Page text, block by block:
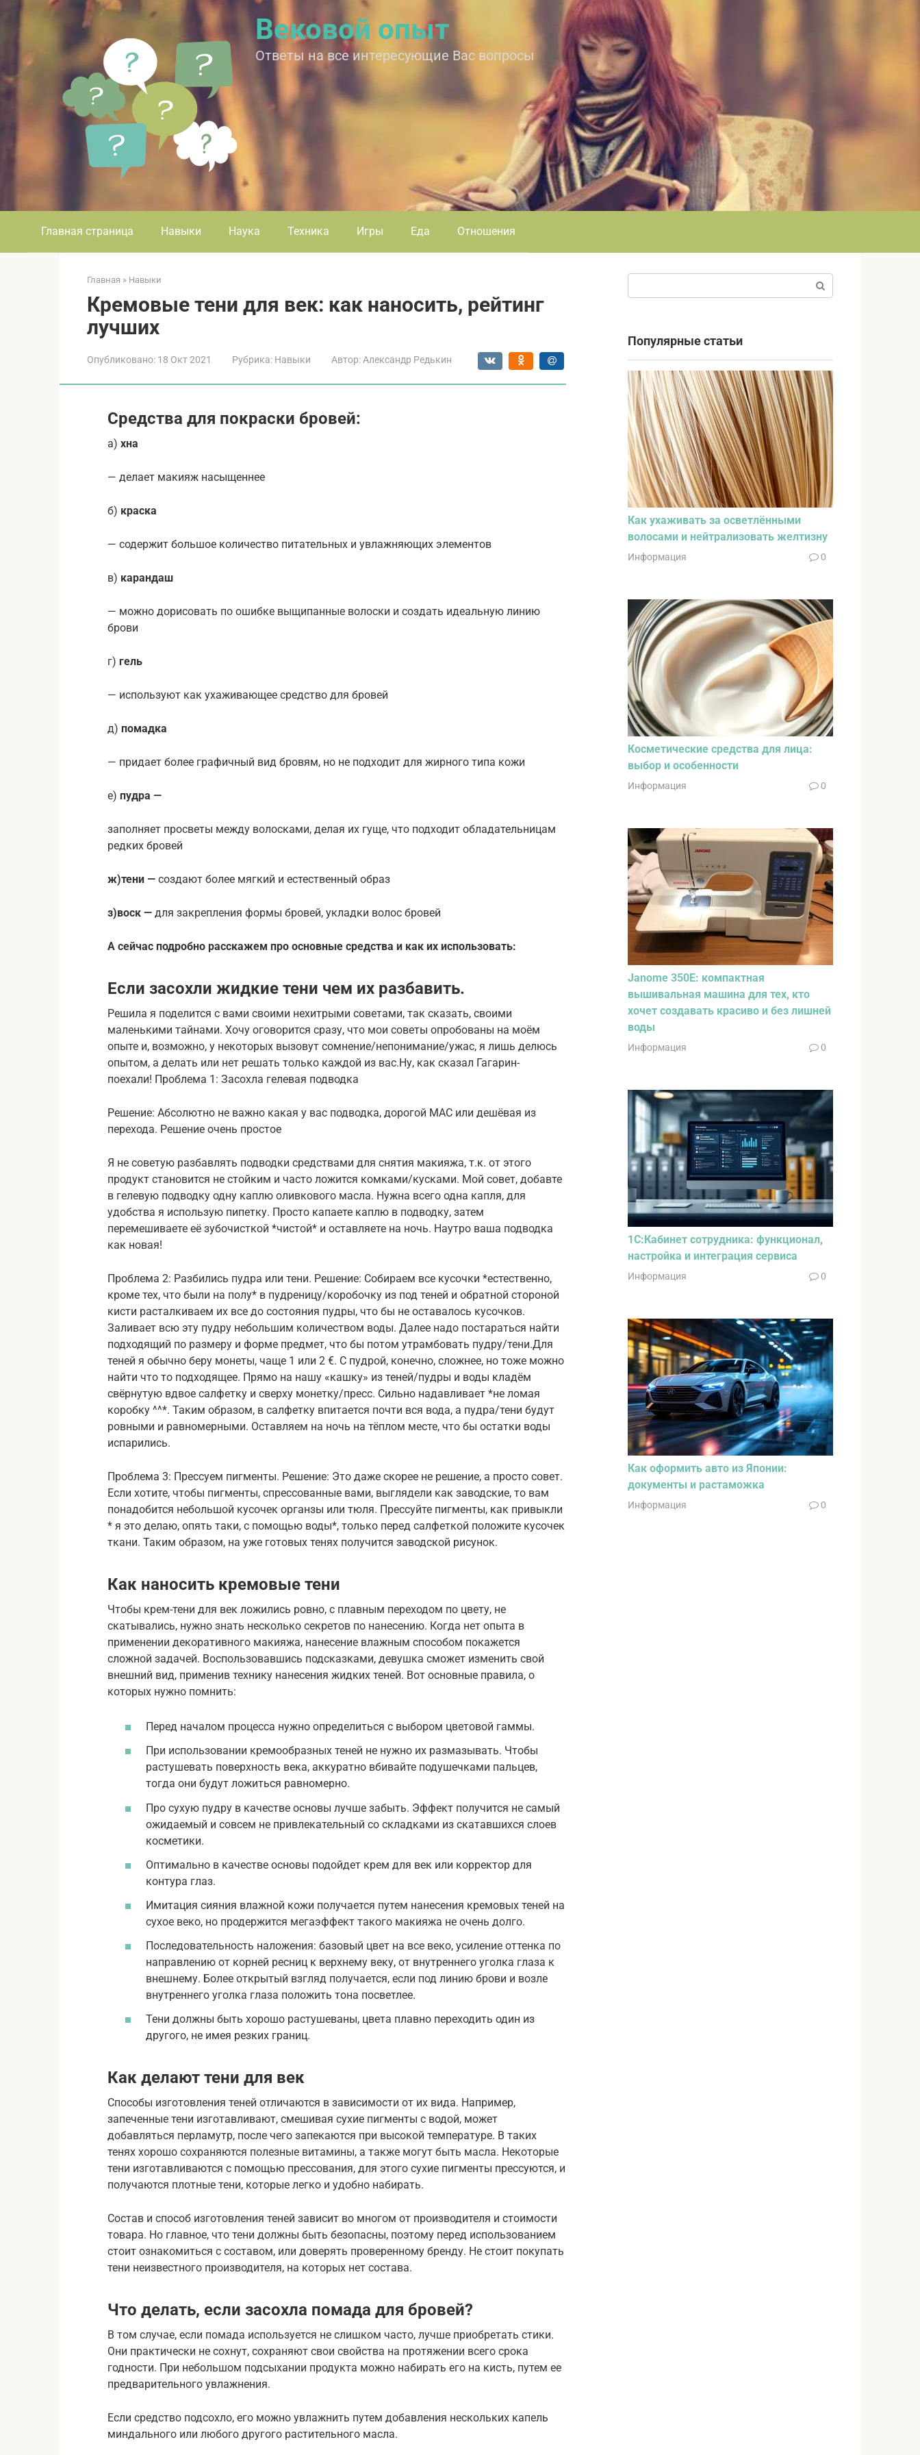
Вековой опыт
Ответы на все интересующие Вас вопросы
Главная страница Навыки Наука Техника Игры Еда Отношения
Главная » Навыки
Кремовые тени для век: как наносить, рейтинг
лучших
Опубликовано: 18 Окт 2021 Рубрика: Навыки Автор: Александр Редькин
Средства для покраски бровей:
а) хна
— делает макияж насыщеннее
б) краска
— содержит большое количество питательных и увлажняющих элементов
в) карандаш
— можно дорисовать по ошибке выщипанные волоски и создать идеальную линию
брови
г) гель
— используют как ухаживающее средство для бровей
д) помадка
— придает более графичный вид бровям, но не подходит для жирного типа кожи
е) пудра —
заполняет просветы между волосками, делая их гуще, что подходит обладательницам
редких бровей
ж)тени — создают более мягкий и естественный образ
з)воск — для закрепления формы бровей, укладки волос бровей
А сейчас подробно расскажем про основные средства и как их использовать:
Если засохли жидкие тени чем их разбавить.
Решила я поделится с вами своими нехитрыми советами, так сказать, своими
маленькими тайнами. Хочу оговорится сразу, что мои советы опробованы на моём
опыте и, возможно, у некоторых вызовут сомнение/непонимание/ужас, я лишь делюсь
опытом, а делать или нет решать только каждой из вас.Ну, как сказал Гагарин-
поехали! Проблема 1: Засохла гелевая подводка
Решение: Абсолютно не важно какая у вас подводка, дорогой МАС или дешёвая из
перехода. Решение очень простое
Я не советую разбавлять подводки средствами для снятия макияжа, т.к. от этого
продукт становится не стойким и часто ложится комками/кусками. Мой совет, добавте
в гелевую подводку одну каплю оливкового масла. Нужна всего одна капля, для
удобства я использую пипетку. Просто капаете каплю в подводку, затем
перемешиваете её зубочисткой *чистой* и оставляете на ночь. Наутро ваша подводка
как новая!
Проблема 2: Разбились пудра или тени. Решение: Собираем все кусочки *естественно,
кроме тех, что были на полу* в пудреницу/коробочку из под теней и обратной стороной
кисти расталкиваем их все до состояния пудры, что бы не оставалось кусочков.
Заливает всю эту пудру небольшим количеством воды. Далее надо постараться найти
подходящий по размеру и форме предмет, что бы потом утрамбовать пудру/тени.Для
теней я обычно беру монеты, чаще 1 или 2 €. С пудрой, конечно, сложнее, но тоже можно
найти что то подходящее. Прямо на нашу «кашку» из теней/пудры и воды кладём
свёрнутую вдвое салфетку и сверху монетку/пресс. Сильно надавливает *не ломая
коробку ^^*. Таким образом, в салфетку впитается почти вся вода, а пудра/тени будут
ровными и равномерными. Оставляем на ночь на тёплом месте, что бы остатки воды
испарились.
Проблема 3: Прессуем пигменты. Решение: Это даже скорее не решение, а просто совет.
Если хотите, чтобы пигменты, спрессованные вами, выглядели как заводские, то вам
понадобится небольшой кусочек органзы или тюля. Прессуйте пигменты, как привыкли
* я это делаю, опять таки, с помощью воды*, только перед салфеткой положите кусочек
ткани. Таким образом, на уже готовых тенях получится заводской рисунок.
Как наносить кремовые тени
Чтобы крем-тени для век ложились ровно, с плавным переходом по цвету, не
скатывались, нужно знать несколько секретов по нанесению. Когда нет опыта в
применении декоративного макияжа, нанесение влажным способом покажется
сложной задачей. Воспользовавшись подсказками, девушка сможет изменить свой
внешний вид, применив технику нанесения жидких теней. Вот основные правила, о
которых нужно помнить:
Перед началом процесса нужно определиться с выбором цветовой гаммы.
При использовании кремообразных теней не нужно их размазывать. Чтобы
растушевать поверхность века, аккуратно вбивайте подушечками пальцев,
тогда они будут ложиться равномерно.
Про сухую пудру в качестве основы лучше забыть. Эффект получится не самый
ожидаемый и совсем не привлекательный со складками из скатавшихся слоев
косметики.
Оптимально в качестве основы подойдет крем для век или корректор для
контура глаз.
Имитация сияния влажной кожи получается путем нанесения кремовых теней на
сухое веко, но продержится мегаэффект такого макияжа не очень долго.
Последовательность наложения: базовый цвет на все веко, усиление оттенка по
направлению от корней ресниц к верхнему веку, от внутреннего уголка глаза к
внешнему. Более открытый взгляд получается, если под линию брови и возле
внутреннего уголка глаза положить тона посветлее.
Тени должны быть хорошо растушеваны, цвета плавно переходить один из
другого, не имея резких границ.
Как делают тени для век
Способы изготовления теней отличаются в зависимости от их вида. Например,
запеченные тени изготавливают, смешивая сухие пигменты с водой, может
добавляться перламутр, после чего запекаются при высокой температуре. В таких
тенях хорошо сохраняются полезные витамины, а также могут быть масла. Некоторые
тени изготавливаются с помощью прессования, для этого сухие пигменты прессуются, и
получаются плотные тени, которые легко и удобно набирать.
Состав и способ изготовления теней зависит во многом от производителя и стоимости
товара. Но главное, что тени должны быть безопасны, поэтому перед использованием
стоит ознакомиться с составом, или доверять проверенному бренду. Не стоит покупать
тени неизвестного производителя, на которых нет состава.
Что делать, если засохла помада для бровей?
В том случае, если помада используется не слишком часто, лучше приобретать стики.
Они практически не сохнут, сохраняют свои свойства на протяжении всего срока
годности. При небольшом подсыхании продукта можно набирать его на кисть, путем ее
предварительного увлажнения.
Если средство подсохло, его можно увлажнить путем добавления нескольких капель
миндального или любого другого растительного масла.
Популярные статьи
Как ухаживать за осветлёнными
волосами и нейтрализовать желтизну
Информация 0
Косметические средства для лица:
выбор и особенности
Информация 0
Janome 350E: компактная
вышивальная машина для тех, кто
хочет создавать красиво и без лишней
воды
Информация 0
1С:Кабинет сотрудника: функционал,
настройка и интеграция сервиса
Информация 0
Как оформить авто из Японии:
документы и растаможка
Информация 0